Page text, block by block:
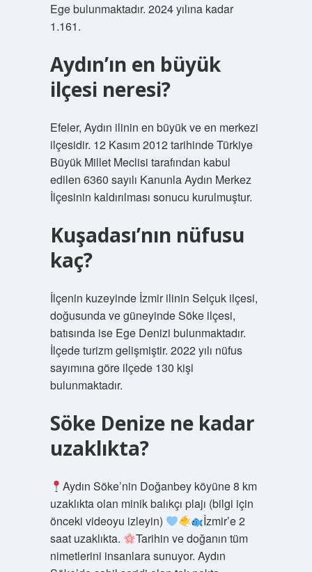
Ege bulunmaktadır. 2024 yılına kadar
1.161.
Aydın’ın en büyük
ilçesi neresi?
Efeler, Aydın ilinin en büyük ve en merkezi
ilçesidir. 12 Kasım 2012 tarihinde Türkiye
Büyük Millet Meclisi tarafından kabul
edilen 6360 sayılı Kanunla Aydın Merkez
İlçesinin kaldırılması sonucu kurulmuştur.
Kuşadası’nın nüfusu
kaç?
İlçenin kuzeyinde İzmir ilinin Selçuk ilçesi,
doğusunda ve güneyinde Söke ilçesi,
batısında ise Ege Denizi bulunmaktadır.
İlçede turizm gelişmiştir. 2022 yılı nüfus
sayımına göre ilçede 130 kişi
bulunmaktadır.
Söke Denize ne kadar
uzaklıkta?
Aydın Söke’nin Doğanbey köyüne 8 km
uzaklıkta olan minik balıkçı plajı (bilgi için
önceki videoyu izleyin)
İzmir’e 2
saat uzaklıkta.
Tarihin ve doğanın tüm
nimetlerini insanlara sunuyor. Aydın